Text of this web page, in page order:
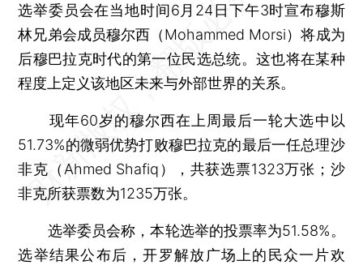
选举委员会在当地时间6月24日下午3时宣布穆斯
林兄弟会成员穆尔西（Mohammed Morsi）将成为
后穆巴拉克时代的第一位民选总统。这也将在某种
程度上定义该地区未来与外部世界的关系。
现年60岁的穆尔西在上周最后一轮大选中以
51.73%的微弱优势打败穆巴拉克的最后一任总理沙
非克（Ahmed Shafiq），共获选票1323万张；沙
非克所获票数为1235万张。
选举委员会称，本轮选举的投票率为51.58%。
选举结果公布后，开罗解放广场上的民众一片欢